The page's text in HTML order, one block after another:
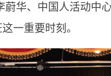
蔚华、中国人活动中
一重要时刻。